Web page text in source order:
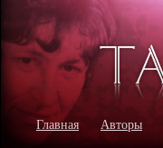
Главная Авторы